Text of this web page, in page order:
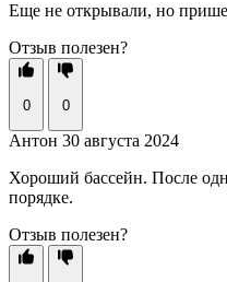
Еще не открывали, но
Отзыв полезен?
0 0
Антон 30 августа 2024
Хороший бассейн. После
порядке.
Отзыв полезен?